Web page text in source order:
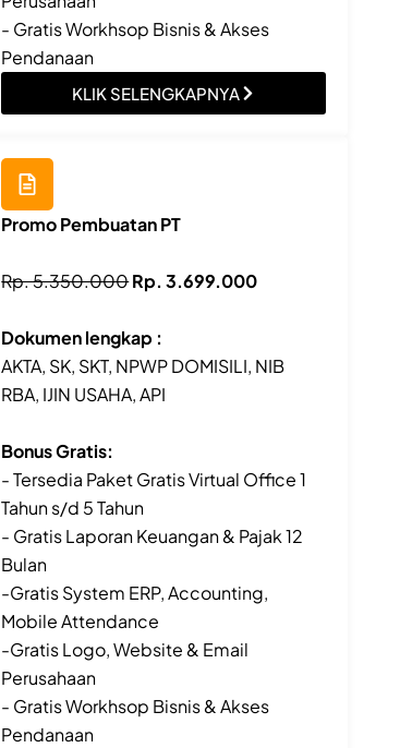
- Gratis Workhsop Bisnis & Akses
Pendanaan
KLIK SELENGKAPNYA
Promo Pembuatan PT
Rp. 5.350.000Rp. 3.699.000
Dokumen lengkap :
AKTA, SK, SKT, NPWP DOMISILI, NIB
RBA, IJIN USAHA, API
Bonus Gratis:
- Tersedia Paket Gratis Virtual Office 1
Tahun s/d 5 Tahun
- Gratis Laporan Keuangan & Pajak 12
Bulan
-Gratis System ERP, Accounting,
Mobile Attendance
-Gratis Logo, Website & Email
Perusahaan
- Gratis Workhsop Bisnis & Akses
Pendanaan